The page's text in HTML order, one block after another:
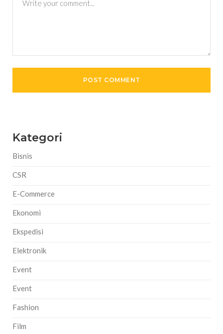
Kategori
Bisnis
CSR
E-Commerce
Ekonomi
Ekspedisi
Elektronik
Event
Event
Fashion
Film